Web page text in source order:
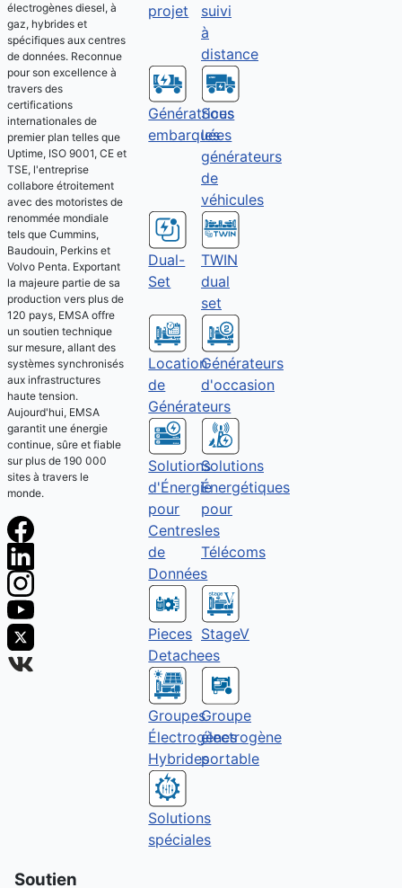
électrogènes diesel, à
gaz, hybrides et
spécifiques aux centres
de données. Reconnue
pour son excellence à
travers des
certifications
internationales de
premier plan telles que
Uptime, ISO 9001, CE et
TSE, l'entreprise
collabore étroitement
avec des motoristes de
renommée mondiale
tels que Cummins,
Baudouin, Perkins et
Volvo Penta. Exportant
la majeure partie de sa
production vers plus de
120 pays, EMSA offre
un soutien technique
sur mesure, allant des
systèmes synchronisés
aux infrastructures
haute tension.
Aujourd'hui, EMSA
garantit une énergie
continue, sûre et fiable
sur plus de 190 000
sites à travers le
monde.
projet
suivi
à
distance
Génératrices
embarquées
Sous
les
générateurs
de
véhicules
Dual-
Set
TWIN
dual
set
Location
de
Générateurs
Générateurs
d'occasion
Solutions
d'Énergie
pour
Centres
de
Données
Solutions
Énergétiques
pour
les
Télécoms
Pieces
Detachees
StageV
Groupes
Électrogènes
Hybrides
Groupe
électrogène
portable
Solutions
spéciales
Soutien